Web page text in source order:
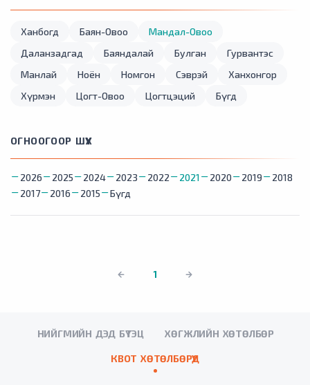
Ханбогд Баян-Овоо
Мандал-Овоо
Даланзадгад
Баяндалай Булган
Гурвантэс
Манлай
Ноён Номгон Сэврэй
Ханхонгор
Хүрмэн
Цогт-Овоо Цогтцэций Бүгд
ОГНООГООР ШҮҮХ
2026 2025 2024 2023 2022 2021 2020 2019
2018
2017
2016 2015 Бүгд
1
НИЙГМИЙН ДЭД БҮТЭЦ ХӨГЖЛИЙН ХӨТӨЛБӨР
КВОТ ХӨТӨЛБӨРҮҮД